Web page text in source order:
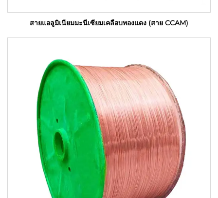
สายแอลูมิเนียมมะนีเซียมเคลือบทองแดง (สาย CCAM)